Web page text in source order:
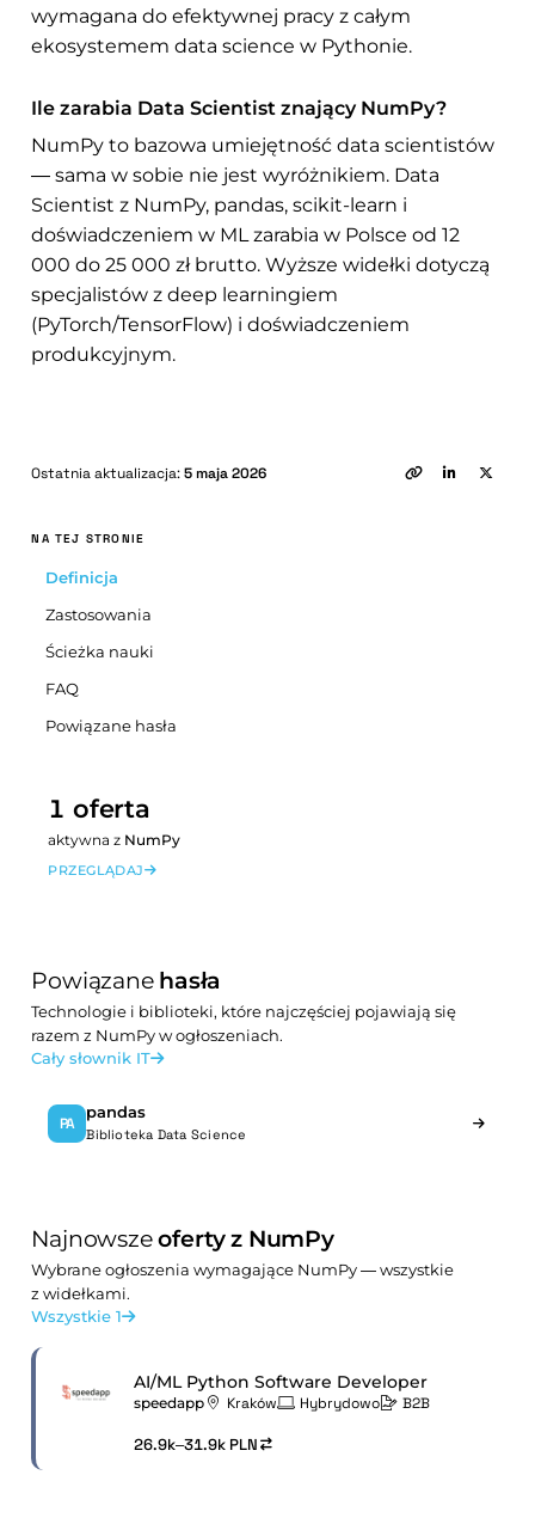
wymagana do efektywnej pracy z całym
ekosystemem data science w Pythonie.
Ile zarabia Data Scientist znający NumPy?
NumPy to bazowa umiejętność data scientistów
— sama w sobie nie jest wyróżnikiem. Data
Scientist z NumPy, pandas, scikit-learn i
doświadczeniem w ML zarabia w Polsce od 12
000 do 25 000 zł brutto. Wyższe widełki dotyczą
specjalistów z deep learningiem
(PyTorch/TensorFlow) i doświadczeniem
produkcyjnym.
Ostatnia aktualizacja:5 maja 2026
NA TEJ STRONIE
Definicja
Zastosowania
Ścieżka nauki
FAQ
Powiązane hasła
1 oferta
aktywna z NumPy
PRZEGLĄDAJ
Powiązane hasła
Technologie i biblioteki, które najczęściej pojawiają się
razem z NumPy w ogłoszeniach.
Cały słownik IT
PA
pandas
Biblioteka Data Science
Najnowszeoferty z NumPy
Wybrane ogłoszenia wymagające NumPy — wszystkie
z widełkami.
Wszystkie 1
AI/ML Python Software Developer
speedapp Kraków Hybrydowo B2B
26.9k–31.9k PLN